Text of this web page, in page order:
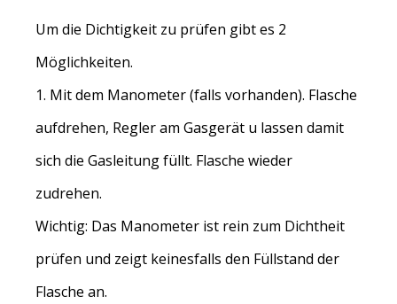
Um die Dichtigkeit zu prüfen gibt es 2
Möglichkeiten.
1. Mit dem Manometer (falls vorhanden). Flasche
aufdrehen, Regler am Gasgerät u lassen damit
sich die Gasleitung füllt. Flasche wieder
zudrehen.
Wichtig: Das Manometer ist rein zum Dichtheit
prüfen und zeigt keinesfalls den Füllstand der
Flasche an.